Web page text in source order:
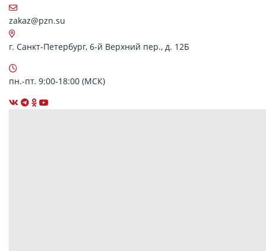
zakaz@pzn.su
г. Санкт-Петербург, 6-й Верхний пер., д. 12Б
пн.-пт. 9:00-18:00 (МСК)